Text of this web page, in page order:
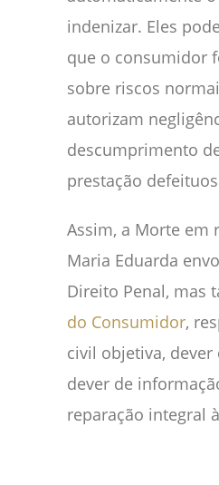
indenizar. Eles
que o consumidor
sobre riscos
autorizam
descumprimento
prestação
Assim, a Morte em
Maria Eduarda
Direito Penal, mas
do Consumidor,
civil objetiva, dever
dever de
reparação integral